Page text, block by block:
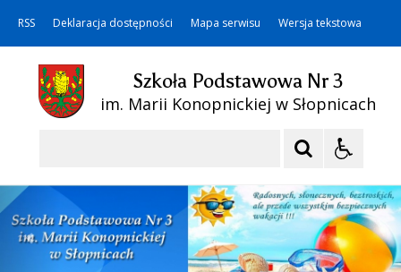
RSS Deklaracja dostępności Mapa serwisu Wersja tekstowa
Szkoła Podstawowa Nr 3
im. Marii Konopnickiej w Słopnicach